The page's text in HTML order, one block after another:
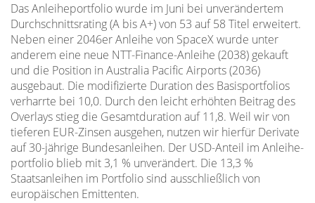
Das Anleiheportfolio wurde im Juni bei unverändertem
Durchschnittsrating (A bis A+) von 53 auf 58 Titel erweitert.
Neben einer 2046er Anleihe von SpaceX wurde unter
anderem eine neue NTT-Finance-Anleihe (2038) gekauft
und die Position in Australia Pacific Airports (2036)
ausgebaut. Die modifizierte Duration des Basisportfolios
verharrte bei 10,0. Durch den leicht erhöhten Beitrag des
Overlays stieg die Gesamtduration auf 11,8. Weil wir von
tieferen EUR-Zinsen ausgehen, nutzen wir hierfür Derivate
auf 30-jährige Bundesanleihen. Der USD-Anteil im Anleihe-
portfolio blieb mit 3,1 % unverändert. Die 13,3 %
Staatsanleihen im Portfolio sind ausschließlich von
europäischen Emittenten.